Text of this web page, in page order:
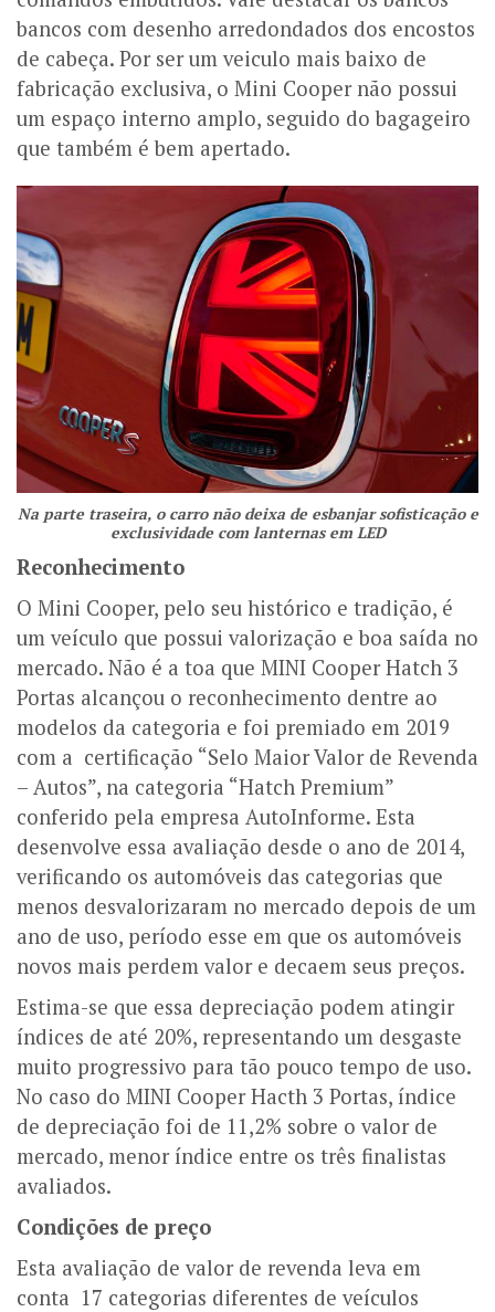
bancos com desenho arredondados dos encostos
de cabeça. Por ser um veiculo mais baixo de
fabricação exclusiva, o Mini Cooper não possui
um espaço interno amplo, seguido do bagageiro
que também é bem apertado.
Na parte traseira, o carro não deixa de esbanjar sofisticação e
exclusividade com lanternas em LED
Reconhecimento
O Mini Cooper, pelo seu histórico e tradição, é
um veículo que possui valorização e boa saída no
mercado. Não é a toa que MINI Cooper Hatch 3
Portas alcançou o reconhecimento dentre ao
modelos da categoria e foi premiado em 2019
com a certificação “Selo Maior Valor de Revenda
– Autos”, na categoria “Hatch Premium”
conferido pela empresa AutoInforme. Esta
desenvolve essa avaliação desde o ano de 2014,
verificando os automóveis das categorias que
menos desvalorizaram no mercado depois de um
ano de uso, período esse em que os automóveis
novos mais perdem valor e decaem seus preços.
Estima-se que essa depreciação podem atingir
índices de até 20%, representando um desgaste
muito progressivo para tão pouco tempo de uso.
No caso do MINI Cooper Hacth 3 Portas, índice
de depreciação foi de 11,2% sobre o valor de
mercado, menor índice entre os três finalistas
avaliados.
Condições de preço
Esta avaliação de valor de revenda leva em
conta 17 categorias diferentes de veículos